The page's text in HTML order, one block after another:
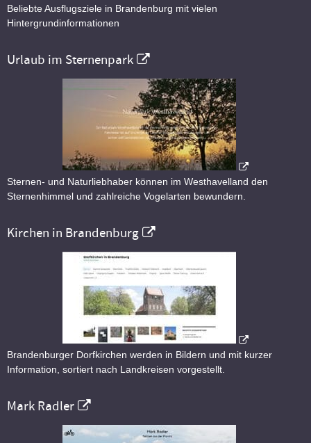
Beliebte Ausflugsziele in Brandenburg mit vielen
Hintergrundinformationen
Urlaub im Sternenpark
Sternen- und Naturliebhaber können im Westhavelland den
Sternenhimmel und zahlreiche Vogelarten bewundern.
Kirchen in Brandenburg
Brandenburger Dorfkirchen werden in Bildern und mit kurzer
Information, sortiert nach Landkreisen vorgestellt.
Mark Radler